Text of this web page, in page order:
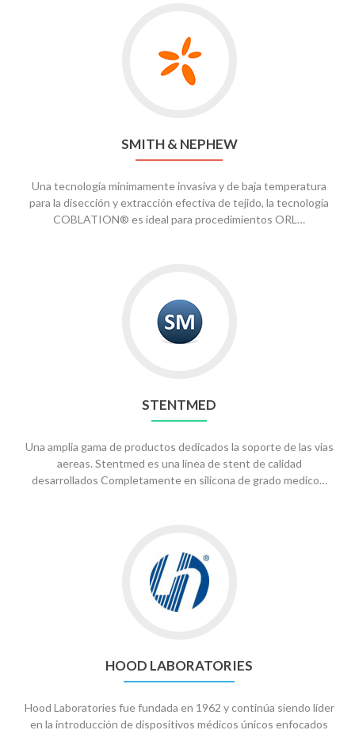
to
Smith
&
SMITH & NEPHEW
Una tecnología mínimamente invasiva y de baja temperatura
para la disección y extracción efectiva de tejido, la tecnología
COBLATION® es ideal para procedimientos ORL…
to
StentMed
STENTMED
Una amplia gama de productos dedicados la soporte de las vias
aereas. Stentmed es una linea de stent de calidad
desarrollados Completamente en silicona de grado medico…
to
Hood
Laboratories
HOOD LABORATORIES
Hood Laboratories fue fundada en 1962 y continúa siendo líder
en la introducción de dispositivos médicos únicos enfocados